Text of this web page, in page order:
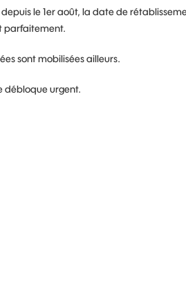
le 1er août, la date de
parfaitement.
sont mobilisées ailleurs.
débloque urgent.